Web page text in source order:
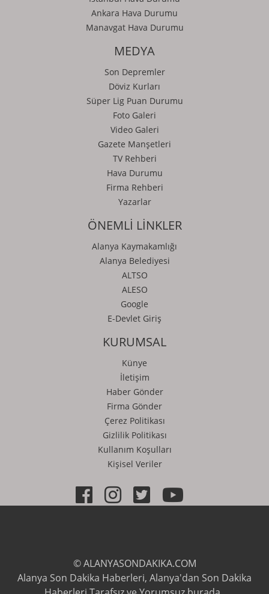
Ankara Hava Durumu
Manavgat Hava Durumu
MEDYA
Son Depremler
Döviz Kurları
Süper Lig Puan Durumu
Foto Galeri
Video Galeri
Gazete Manşetleri
TV Rehberi
Hava Durumu
Firma Rehberi
Yazarlar
ÖNEMLİ LİNKLER
Alanya Kaymakamlığı
Alanya Belediyesi
ALTSO
ALESO
Google
E-Devlet Giriş
KURUMSAL
Künye
İletişim
Haber Gönder
Firma Gönder
Çerez Politikası
Gizlilik Politikası
Kullanım Koşulları
Kişisel Veriler
© ALANYASONDAKIKA.COM
Alanya Son Dakika Haberleri, Alanya'dan Son Dakika